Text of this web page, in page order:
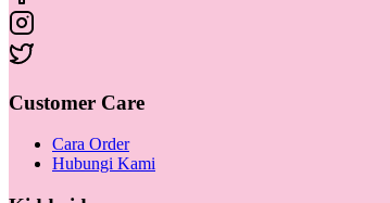
Customer Care
Cara Order
Hubungi Kami